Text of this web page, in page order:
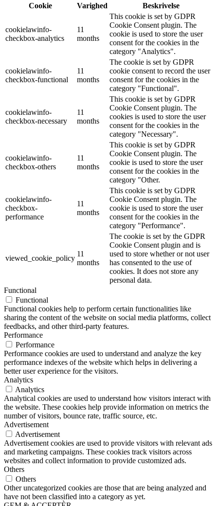
Cookie
Varighed Beskrivelse
cookielawinfo-
checkbox-analytics
11
months
This cookie is set by GDPR
Cookie Consent plugin. The
cookie is used to store the user
consent for the cookies in the
category "Analytics".
cookielawinfo-
checkbox-functional
11
months
The cookie is set by GDPR
cookie consent to record the user
consent for the cookies in the
category "Functional".
cookielawinfo-
checkbox-necessary
11
months
This cookie is set by GDPR
Cookie Consent plugin. The
cookies is used to store the user
consent for the cookies in the
category "Necessary".
cookielawinfo-
checkbox-others
11
months
This cookie is set by GDPR
Cookie Consent plugin. The
cookie is used to store the user
consent for the cookies in the
category "Other.
cookielawinfo-
checkbox-
performance
11
months
This cookie is set by GDPR
Cookie Consent plugin. The
cookie is used to store the user
consent for the cookies in the
category "Performance".
viewed_cookie_policy
11
months
The cookie is set by the GDPR
Cookie Consent plugin and is
used to store whether or not user
has consented to the use of
cookies. It does not store any
personal data.
Functional
Functional
Functional cookies help to perform certain functionalities like
sharing the content of the website on social media platforms, collect
feedbacks, and other third-party features.
Performance
Performance
Performance cookies are used to understand and analyze the key
performance indexes of the website which helps in delivering a
better user experience for the visitors.
Analytics
Analytics
Analytical cookies are used to understand how visitors interact with
the website. These cookies help provide information on metrics the
number of visitors, bounce rate, traffic source, etc.
Advertisement
Advertisement
Advertisement cookies are used to provide visitors with relevant ads
and marketing campaigns. These cookies track visitors across
websites and collect information to provide customized ads.
Others
Others
Other uncategorized cookies are those that are being analyzed and
have not been classified into a category as yet.